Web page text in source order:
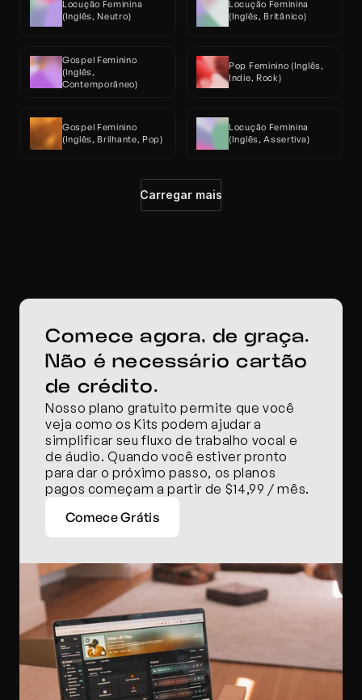
Locução Feminina
(Inglês, Neutro)
Locução Feminina
(Inglês, Britânico)
Gospel Feminino
(Inglês,
Contemporâneo)
Pop Feminino (Inglês,
Indie, Rock)
Gospel Feminino
(Inglês, Brilhante, Pop)
Locução Feminina
(Inglês, Assertiva)
Carregar mais
Comece agora, de graça.
Não é necessário cartão
de crédito.
Nosso plano gratuito permite que você
veja como os Kits podem ajudar a
simplificar seu fluxo de trabalho vocal e
de áudio. Quando você estiver pronto
para dar o próximo passo, os planos
pagos começam a partir de $14,99 / mês.
Comece Grátis